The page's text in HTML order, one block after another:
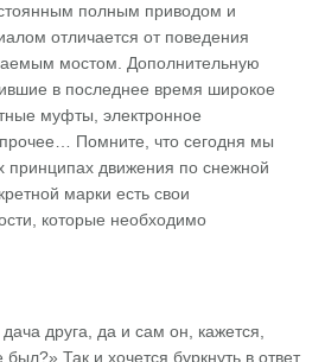
полным приводом и
отличается от поведения
мостом. Дополнительную
в последнее время широкое
муфты, электронное
Помните, что сегодня мы
принципах движения по снежной
марки есть свои
которые необходимо
друга, да и сам он, кажется,
Так и хочется буркнуть в ответ